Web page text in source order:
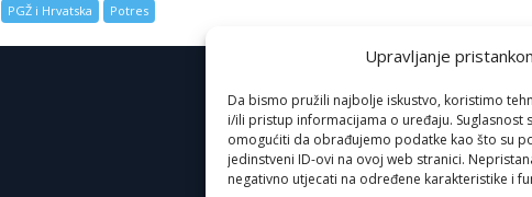
Upravljanje
Da bismo pružili najbolje iskustvo, koristimo
i/ili pristup informacijama o uređaju. Suglasnost
omogućiti da obrađujemo podatke kao što su
jedinstveni ID-ovi na ovoj web stranici.
negativno utjecati na određene karakteristike i
PGŽ i Hrvatska Potres